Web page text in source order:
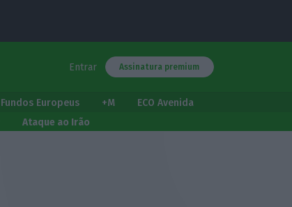
Entrar Assinatura premium
Fundos Europeus +M
ECO Avenida
Ataque ao Irão